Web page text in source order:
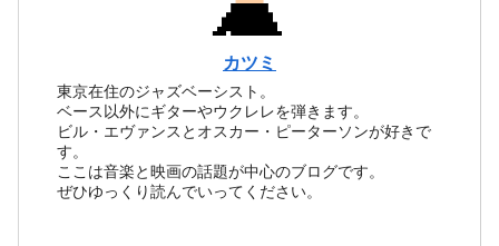
カツミ
東京在住のジャズベーシスト。
ベース以外にギターやウクレレを弾きます。
ビル・エヴァンスとオスカー・ピーターソンが好きで
す。
ここは音楽と映画の話題が中心のブログです。
ぜひゆっくり読んでいってください。